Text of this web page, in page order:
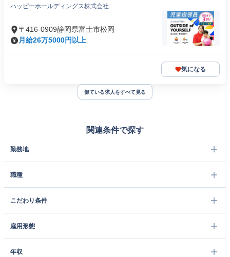
ハッピーホールディングス株式会社
〒416-0909静岡県富士市松岡
月給26万5000円以上
気になる
似ている求人をすべて見る
関連条件で探す
勤務地
職種
こだわり条件
雇用形態
年収